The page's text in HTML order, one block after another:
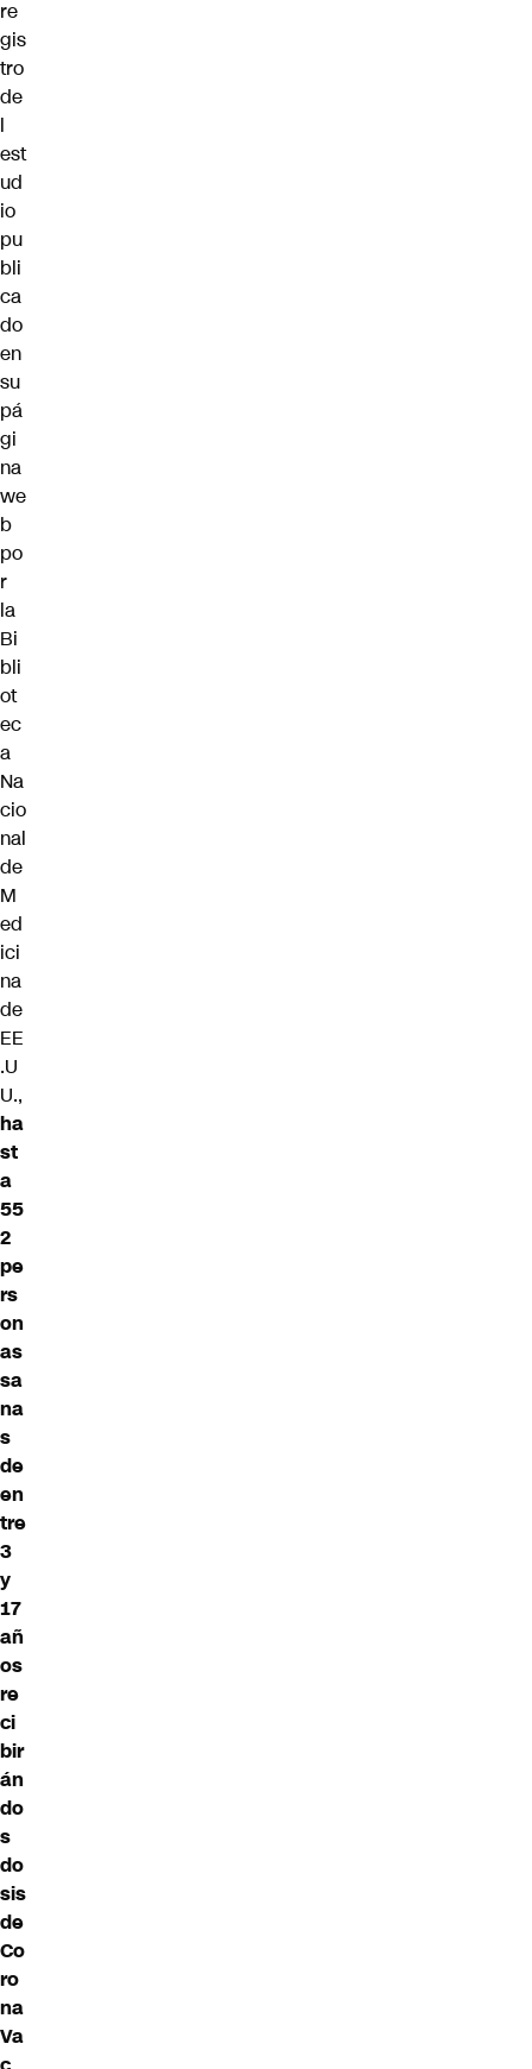
re
gis
tro
de
l
est
ud
io
pu
bli
ca
do
en
su
pá
gi
na
we
b
po
r
la
Bi
bli
ot
ec
a
Na
cio
nal
de
M
ed
ici
na
de
EE
.U
U.,
ha
st
a
55
2
pe
rs
on
as
sa
na
s
de
en
tre
3
y
17
añ
os
re
ci
bir
án
do
s
do
sis
de
Co
ro
na
Va